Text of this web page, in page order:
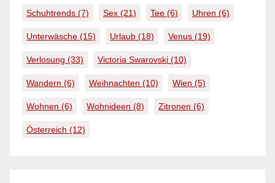
Schuhtrends (7) Sex (21) Tee (6) Uhren (6)
Unterwäsche (15) Urlaub (18) Venus (19)
Verlosung (33) Victoria Swarovski (10)
Wandern (6) Weihnachten (10) Wien (5)
Wohnen (6) Wohnideen (8) Zitronen (6)
Österreich (12)